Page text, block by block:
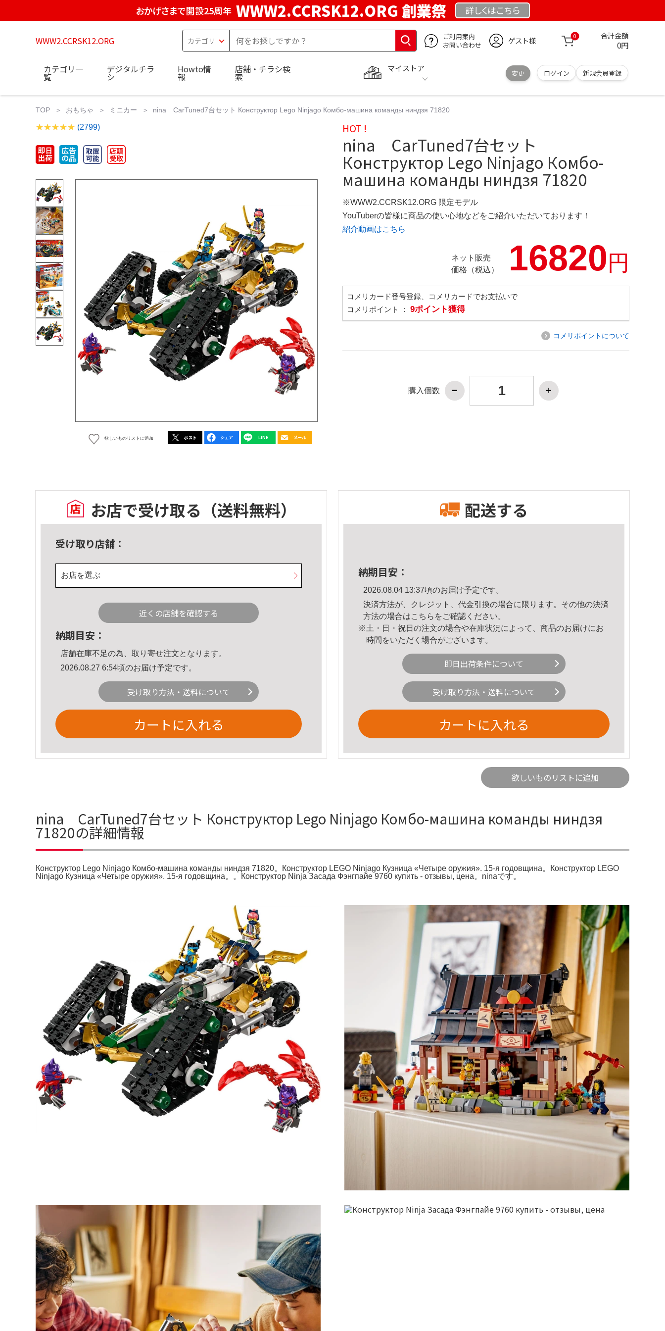
おかげさまで開設25周年 WWW2.CCRSK12.ORG 創業祭 詳しくはこちら
WWW2.CCRSK12.ORG
ご利用案内
お問い合わせ
ゲスト様 0 合計金額
0円
マイストア
変更 ログイン 新規会員登録
カテゴリ一
覧
デジタルチラ
シ
Howto情
報
店舗・チラシ検
索
TOP おもちゃ ミニカー nina CarTuned7台セット Конструктор Lego Ninjago Комбо-машина команды ниндзя 71820
(2799)
欲しいものリストに追加
HOT !
nina CarTuned7台セット
Конструктор Lego Ninjago Комбо-
машина команды ниндзя 71820
※WWW2.CCRSK12.ORG 限定モデル
YouTuberの皆様に商品の使い心地などをご紹介いただいております！
紹介動画はこちら
ネット販売
価格（税込）
16820円
コメリカード番号登録、コメリカードでお支払いで
コメリポイント ： 9ポイント獲得
コメリポイントについて
購入個数
お店で受け取る （送料無料）
受け取り店舗：
お店を選ぶ
近くの店舗を確認する
納期目安：
店舗在庫不足の為、取り寄せ注文となります。
2026.08.27 6:54頃のお届け予定です。
受け取り方法・送料について
カートに入れる
配送する
納期目安：
2026.08.04 13:37頃のお届け予定です。
決済方法が、クレジット、代金引換の場合に限ります。その他の決済
方法の場合はこちら をご確認ください。
※土・日・祝日の注文の場合や在庫状況によって、商品のお届けにお
時間をいただく場合がございます。
即日出荷条件について
受け取り方法・送料について
カートに入れる
欲しいものリストに追加
nina CarTuned7台セット Конструктор Lego Ninjago Комбо-машина команды ниндзя
71820の詳細情報
Конструктор Lego Ninjago Комбо-машина команды ниндзя 71820。Конструктор LEGO Ninjago Кузница «Четыре оружия». 15-я годовщина。Конструктор LEGO
Ninjago Кузница «Четыре оружия». 15-я годовщина。。Конструктор Ninja Засада Фэнгпайе 9760 купить - отзывы, цена。ninaです。